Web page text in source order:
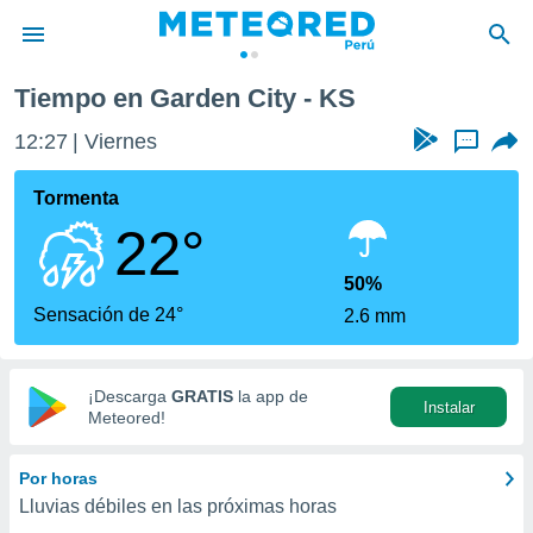
de
ha sido
para
que se
calidad.
a este
las
y
digital
basada
Tiempo en Garden City - KS
12:27 Viernes ...
Tormenta
22°
Sensación de 24°
50%
2.6 mm
¡Descarga GRATIS la app de
Meteored!
Instalar
Por horas
Lluvias débiles en las próximas horas